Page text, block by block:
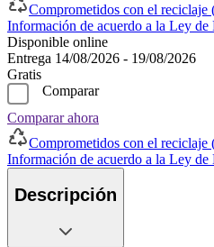
Comprometidos con el reciclaje
Información de acuerdo a la Ley de
Disponible online
Entrega 14/08/2026 - 19/08/2026
Gratis
Comparar
Comparar ahora
Comprometidos con el reciclaje
Información de acuerdo a la Ley de
Descripción